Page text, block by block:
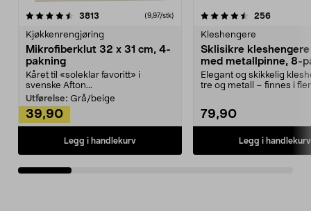
3813 anmeldelser(9,97/stk)
Kjøkkenrengjøring
Mikrofiberklut 32 x 31 cm, 4-
pakning
Kåret til «soleklar favoritt» i
svenske Afton...
Utførelse: Grå/beige
39,90
Legg i handlekurv
4.5av 5 stjerner 256
Kleshengere
Sklisikre
med metallpinne, 8-
Elegant og skikkelig
tre og metall – finnes i
79,90
Legg i handlekurv
4.5av 5 stjerner